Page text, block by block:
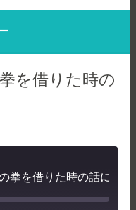
を借りた時の